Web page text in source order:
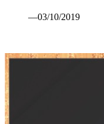
—03/10/2019